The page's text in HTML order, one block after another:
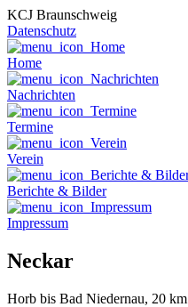
KCJ Braunschweig
Datenschutz
Home
Nachrichten
Termine
Verein
Berichte & Bilder
Impressum
Neckar
Horb bis Bad Niedernau, 20 km